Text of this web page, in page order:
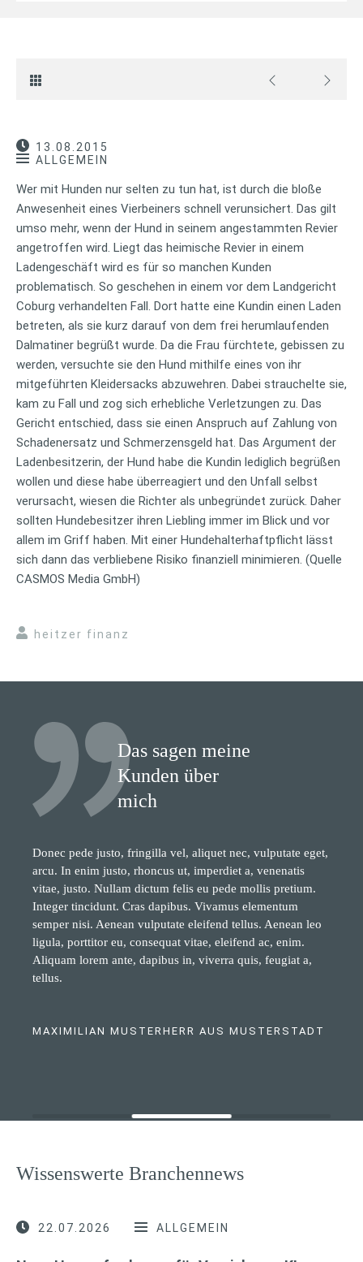
13.08.2015
ALLGEMEIN
Wer mit Hunden nur selten zu tun hat, ist durch die bloße
Anwesenheit eines Vierbeiners schnell verunsichert. Das gilt
umso mehr, wenn der Hund in seinem angestammten Revier
angetroffen wird. Liegt das heimische Revier in einem
Ladengeschäft wird es für so manchen Kunden
problematisch. So geschehen in einem vor dem Landgericht
Coburg verhandelten Fall. Dort hatte eine Kundin einen Laden
betreten, als sie kurz darauf von dem frei herumlaufenden
Dalmatiner begrüßt wurde. Da die Frau fürchtete, gebissen zu
werden, versuchte sie den Hund mithilfe eines von ihr
mitgeführten Kleidersacks abzuwehren. Dabei strauchelte sie,
kam zu Fall und zog sich erhebliche Verletzungen zu. Das
Gericht entschied, dass sie einen Anspruch auf Zahlung von
Schadenersatz und Schmerzensgeld hat. Das Argument der
Ladenbesitzerin, der Hund habe die Kundin lediglich begrüßen
wollen und diese habe überreagiert und den Unfall selbst
verursacht, wiesen die Richter als unbegründet zurück. Daher
sollten Hundebesitzer ihren Liebling immer im Blick und vor
allem im Griff haben. Mit einer Hundehalterhaftpflicht lässt
sich dann das verbliebene Risiko finanziell minimieren. (Quelle
CASMOS Media GmbH)
heitzer finanz
Das sagen meine
Kunden über
mich
Donec pede justo, fringilla vel, aliquet nec, vulputate eget,
arcu. In enim justo, rhoncus ut, imperdiet a, venenatis
vitae, justo. Nullam dictum felis eu pede mollis pretium.
Integer tincidunt. Cras dapibus. Vivamus elementum
semper nisi. Aenean vulputate eleifend tellus. Aenean leo
ligula, porttitor eu, consequat vitae, eleifend ac, enim.
Aliquam lorem ante, dapibus in, viverra quis, feugiat a,
tellus.
MAXIMILIAN MUSTERHERR AUS MUSTERSTADT
Wissenswerte Branchennews
22.07.2026 ALLGEMEIN